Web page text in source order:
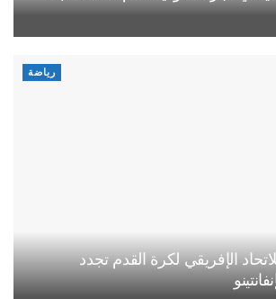
رياضة
الإفريقي لكرة القدم تجدد